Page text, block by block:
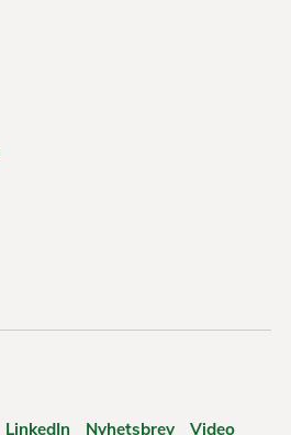
LinkedIn Nyhetsbrev Video